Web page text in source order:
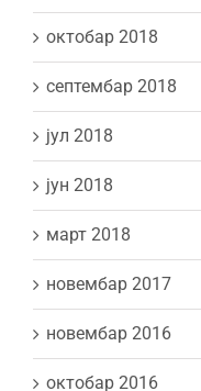
октобар 2018
септембар 2018
јул 2018
јун 2018
март 2018
новембар 2017
новембар 2016
октобар 2016